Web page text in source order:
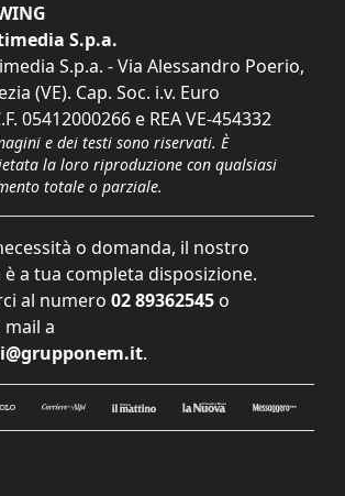
S.p.a.
S.p.a. - Via Alessandro Poerio,
(VE). Cap. Soc. i.v. Euro
05412000266 e REA VE-454332
e dei testi sono riservati. È
la loro riproduzione con qualsiasi
totale o parziale.
o domanda, il nostro
a tua completa disposizione.
al numero 02 89362545 o
a
.